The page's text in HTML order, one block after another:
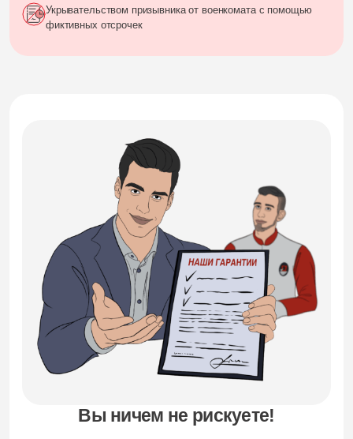
Укрывательством призывника от военкомата с помощью
фиктивных отсрочек
Вы ничем не рискуете!